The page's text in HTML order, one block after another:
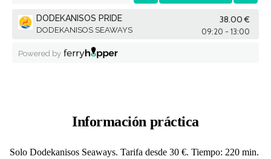
Información práctica
Solo Dodekanisos Seaways. Tarifa desde 30 €. Tiempo: 220 min.